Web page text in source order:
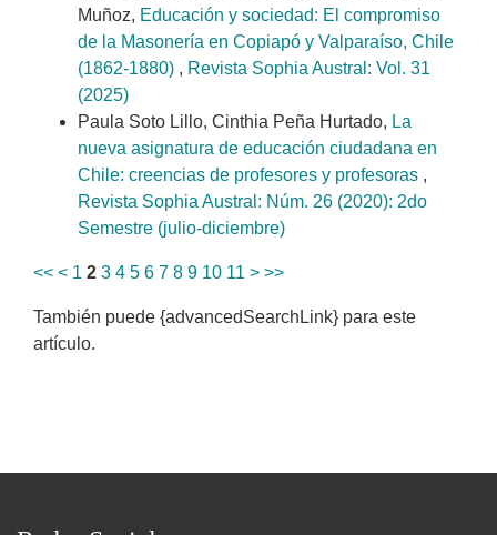
Muñoz, Educación y sociedad: El compromiso
de la Masonería en Copiapó y Valparaíso, Chile
(1862-1880) , Revista Sophia Austral: Vol. 31
(2025)
Paula Soto Lillo, Cinthia Peña Hurtado, La
nueva asignatura de educación ciudadana en
Chile: creencias de profesores y profesoras ,
Revista Sophia Austral: Núm. 26 (2020): 2do
Semestre (julio-diciembre)
<< < 1 2 3 4 5 6 7 8 9 10 11 > >>
También puede {advancedSearchLink} para este
artículo.